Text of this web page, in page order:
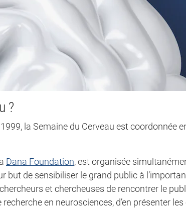
?
la Semaine du Cerveau est coordonnée
Dana Foundation, est organisée
but de sensibiliser le grand public à
et chercheuses de rencontrer le
en neurosciences, d’en présenter